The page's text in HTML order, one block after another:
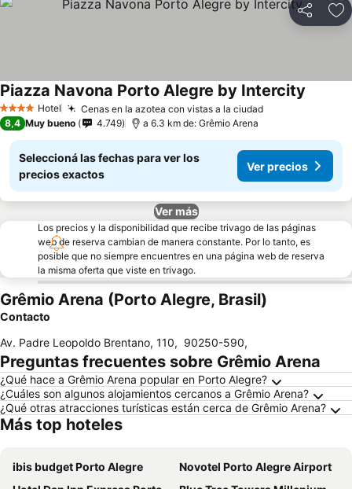
Compartir
4 EstrellasHotel Cenas en la azotea con vistas a la ciudad
Piazza Navona Porto Alegre by Intercity
8,4 Muy bueno 4.749 a 6.3 km de: Grêmio Arena
Seleccioná las fechas para ver los
precios exactos
Ver precios
Ver más
Los precios y la disponibilidad que recibe trivago de las páginas
web de reserva cambian de manera constante. Por lo tanto, es
posible que no siempre encuentres en una página web de reserva
la misma oferta que viste en trivago.
Grêmio Arena (Porto Alegre, Brasil)
Contacto
Av. Padre Leopoldo Brentano, 110, 90250-590,
Preguntas frecuentes sobre Grêmio Arena
¿Qué hace a Grêmio Arena popular en Porto Alegre?
¿Cuáles son algunos alojamientos cercanos a Grêmio Arena?
¿Qué otras atracciones turísticas están cerca de Grêmio Arena?
Más top hoteles
ibis budget Porto Alegre
Novotel Porto Alegre Airport